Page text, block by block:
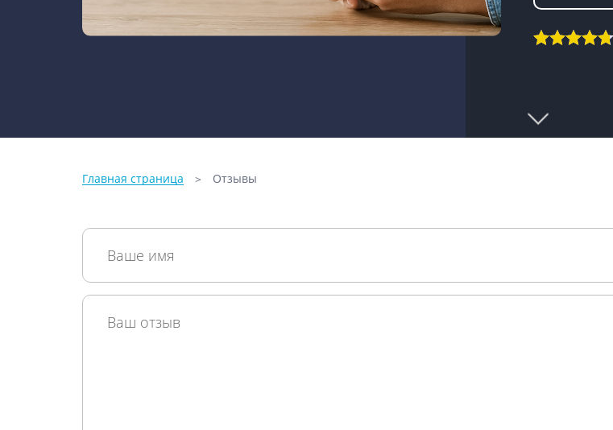
Главная страница Отзывы